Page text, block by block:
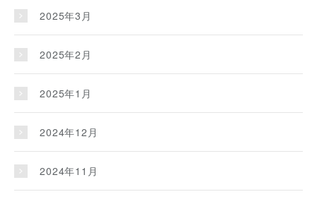
2025年3月
2025年2月
2025年1月
2024年12月
2024年11月